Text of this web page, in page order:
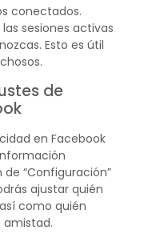
conectados.
sesiones activas
Esto es útil
de
en Facebook
“Configuración”
ajustar quién
como quién
amistad.